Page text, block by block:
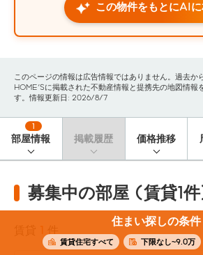
住まい探しの条件
賃貸住宅すべて 下限なし~9.0万
この物件をもとにAI
このページの情報は広告情報ではありません。過去
HOME'Sに掲載された不動産情報と提携先の地図情報
す。情報更新日: 2026/8/7
部屋情報
1
掲載履歴 価格推移
募集中の部屋 (賃貸1
1